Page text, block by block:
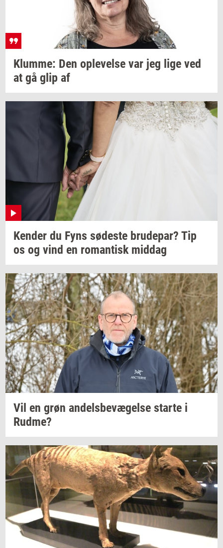
Klum­me: Den op­le­vel­se var jeg lige ved
at gå glip af
Ken­der du Fyns sø­de­ste bru­de­par? Tip
os og vind en ro­man­tisk mid­dag
Vil en grøn an­dels­be­væ­gel­se star­te i
Rudme?